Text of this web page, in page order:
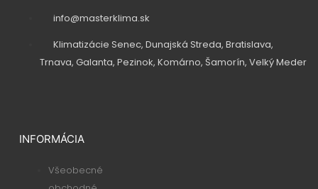
info@masterklima.sk
Klimatizácie Senec, Dunajská Streda, Bratislava,
Trnava, Galanta, Pezinok, Komárno, Šamorín, Velký Meder
INFORMÁCIA
Všeobecné